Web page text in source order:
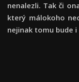
nenalezli. Tak či
který málokoho
nejinak tomu bude